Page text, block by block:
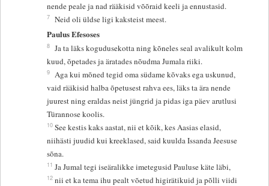
nende peale ja nad rääkisid võõraid keeli ja ennustasid.
7 Neid oli üldse ligi kaksteist meest.
Paulus Efesoses
8 Ja ta läks kogudusekotta ning kõneles seal avalikult kolm
kuud, õpetades ja äratades nõudma Jumala riiki.
9 Aga kui mõned tegid oma südame kõvaks ega uskunud,
vaid rääkisid halba õpetusest rahva ees, läks ta ära nende
juurest ning eraldas neist jüngrid ja pidas iga päev arutlusi
Türannose koolis.
10 See kestis kaks aastat, nii et kõik, kes Aasias elasid,
niihästi juudid kui kreeklased, said kuulda Issanda Jeesuse
sõna.
11 Ja Jumal tegi iseäralikke imetegusid Pauluse käte läbi,
12 nii et ka tema ihu pealt võetud higirätikuid ja põlli viidi